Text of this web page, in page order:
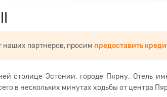
наших партнеров, просим предоставить
столице Эстонии, городе Пярну. Отель
в нескольких минутах ходьбы от центра